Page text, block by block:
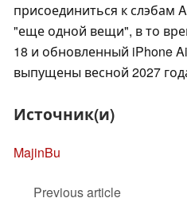
присоединиться к слэбам
"еще одной вещи", в то
18 и обновленный iPhone
выпущены весной 2027
Источник(и)
MajinBu
Previous article